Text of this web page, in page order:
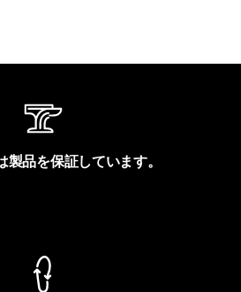
製品を保証しています。